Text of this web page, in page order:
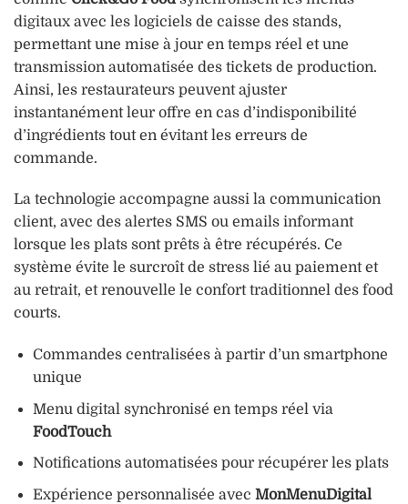
digitaux avec les logiciels de caisse des stands,
permettant une mise à jour en temps réel et une
transmission automatisée des tickets de production.
Ainsi, les restaurateurs peuvent ajuster
instantanément leur offre en cas d’indisponibilité
d’ingrédients tout en évitant les erreurs de
commande.
La technologie accompagne aussi la communication
client, avec des alertes SMS ou emails informant
lorsque les plats sont prêts à être récupérés. Ce
système évite le surcroît de stress lié au paiement et
au retrait, et renouvelle le confort traditionnel des food
courts.
Commandes centralisées à partir d’un smartphone
unique
Menu digital synchronisé en temps réel via
FoodTouch
Notifications automatisées pour récupérer les plats
Expérience personnalisée avec MonMenuDigital